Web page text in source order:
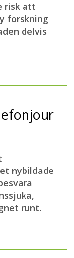
risk att
forskning
delvis
nybildade
runt.